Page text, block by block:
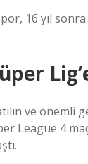
16 yıl sonra
ve önemli
League 4